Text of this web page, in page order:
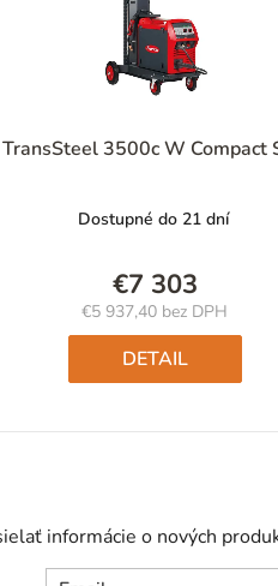
TransSteel 3500c W Compact
Dostupné do 21 dní
€7 303
€5 937,40 bez DPH
Jednotková
cena:
DETAIL
informácie o nových